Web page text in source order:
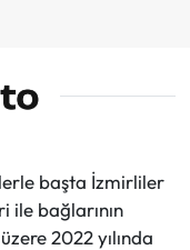
başta İzmirliler
ile bağlarının
2022 yılında